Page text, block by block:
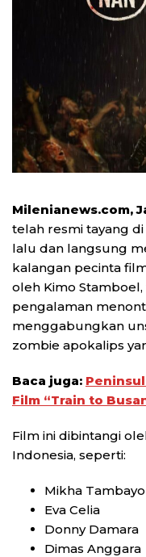
Milenianews.com,
telah resmi tayang di
lalu dan langsung
kalangan pecinta
oleh Kimo
pengalaman
menggabungkan
zombie apokalips
Baca juga:
Film “Train to
Film ini dibintangi
Indonesia, seperti:
Mikha
Eva Celia
Donny Damara
Dimas Anggara